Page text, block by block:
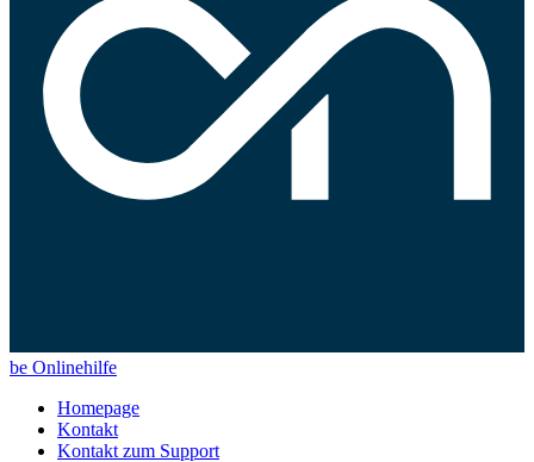
be Onlinehilfe
Homepage
Kontakt
Kontakt zum Support